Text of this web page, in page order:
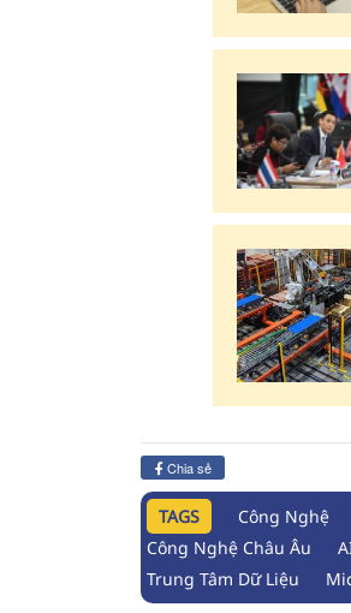
Chia sẻ
TAGS Công Nghệ
Công Nghệ Châu Âu
Trung Tâm Dữ Liệu